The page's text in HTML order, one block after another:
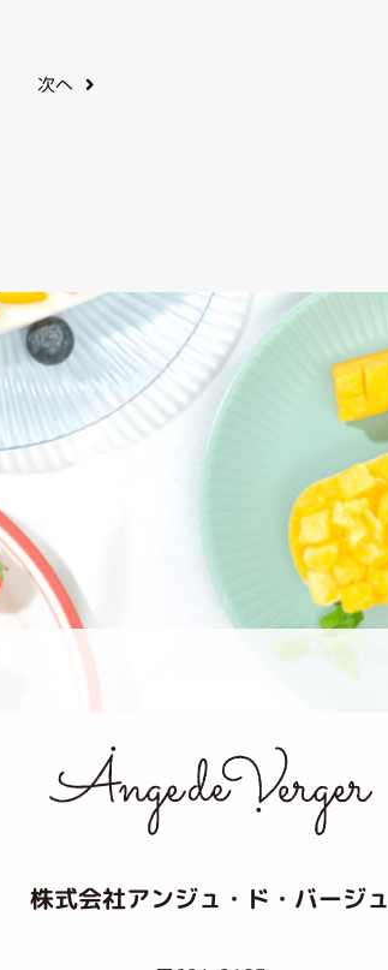
次へ
株式会社アンジュ・ド・バージュ